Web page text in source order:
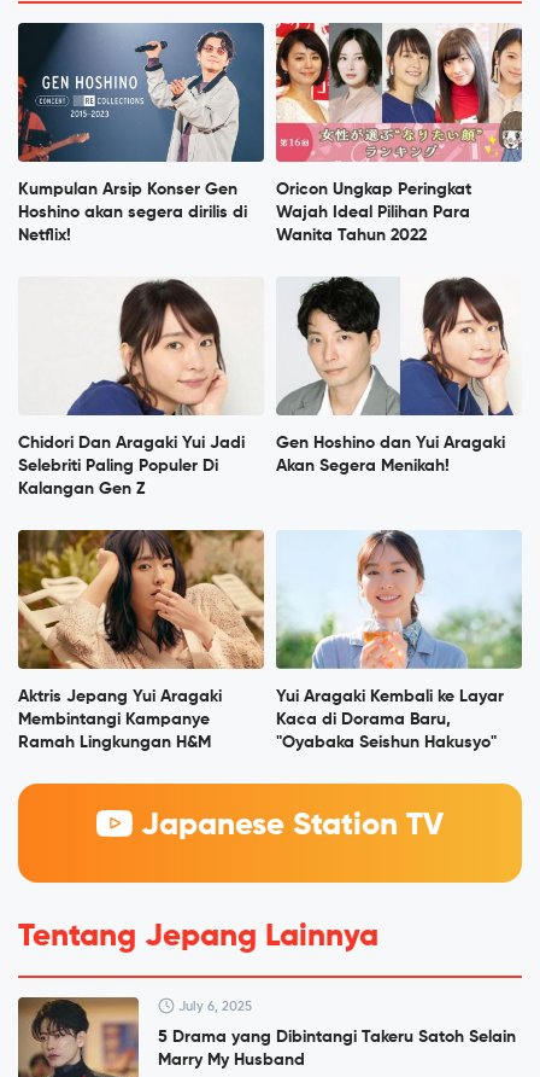
Kumpulan Arsip Konser Gen
Hoshino akan segera dirilis di
Netflix!
Oricon Ungkap Peringkat
Wajah Ideal Pilihan Para
Wanita Tahun 2022
Chidori Dan Aragaki Yui Jadi
Selebriti Paling Populer Di
Kalangan Gen Z
Gen Hoshino dan Yui Aragaki
Akan Segera Menikah!
Aktris Jepang Yui Aragaki
Membintangi Kampanye
Ramah Lingkungan H&M
Yui Aragaki Kembali ke Layar
Kaca di Dorama Baru,
"Oyabaka Seishun Hakusyo"
Japanese Station TV
Tentang Jepang Lainnya
July 6, 2025
5 Drama yang Dibintangi Takeru Satoh Selain
Marry My Husband